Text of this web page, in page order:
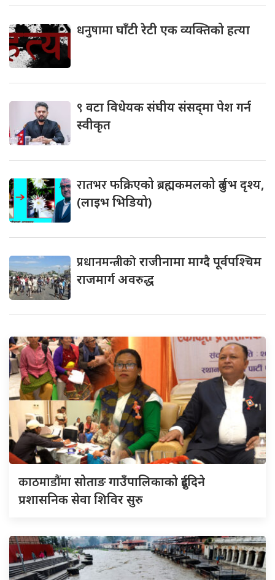
धनुषामाघाँटी रेटी एक व्यक्तिको हत्या
९ वटा विधेयक संघीय संसद्‌मा पेश गर्न
स्वीकृत
रातभरफक्रिएको ब्रह्मकमलको दुर्लभ दृश्य,
(लाइभ भिडियो)
प्रधानमन्त्रीकोराजीनामा माग्दै पूर्वपश्चिम
राजमार्ग अवरुद्ध
काठमाडौंमासोताङ गाउँपालिकाको दुईदिने
प्रशासनिक सेवा शिविर सुरु